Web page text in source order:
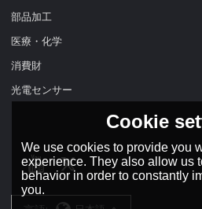
部品加工
医療・化学
消費財
光電センサー
Cookie
We use cookies to provide you
experience. They also allow us
behavior in order to constantly
you.